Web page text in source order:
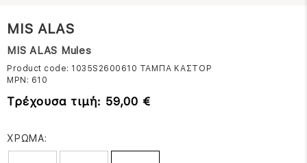
MIS ALAS
MIS ALAS Mules
Product code: 1035S2600610 ΤΑΜΠΑ ΚΑΣΤΟΡ
MPN: 610
Τρέχουσα τιμή: 59,00 €
ΧΡΩΜΑ: